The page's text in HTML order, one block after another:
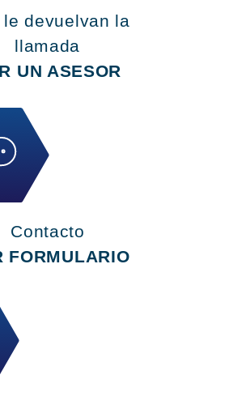
le devuelvan la
llamada
UN ASESOR
Contacto
FORMULARIO